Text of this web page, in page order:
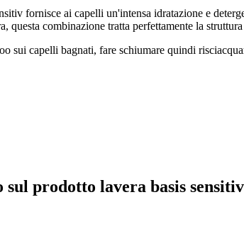
fornisce ai capelli un'intensa idratazione e
questa combinazione tratta perfettamente la
sui capelli bagnati, fare schiumare quindi
prodotto lavera basis